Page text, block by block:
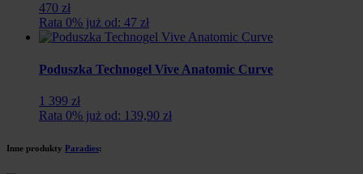
470 zł
Rata 0% już od: 47 zł
Poduszka Technogel Vive Anatomic Curve
1 399 zł
Rata 0% już od: 139,90 zł
Inne produkty Paradies: